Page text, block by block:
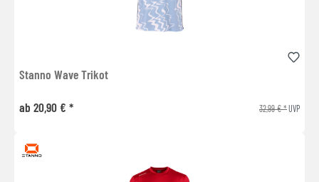
Stanno Wave Trikot
ab 20,90 € * 32,99 € *UVP